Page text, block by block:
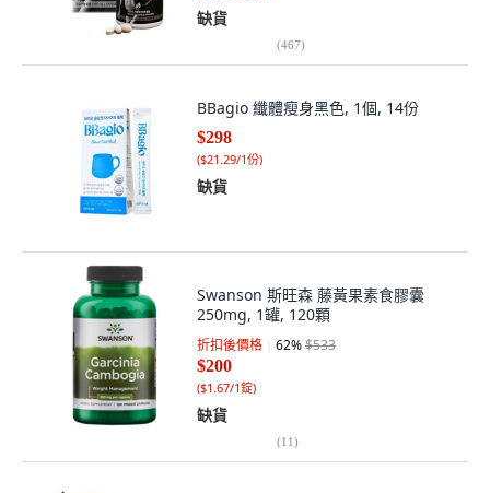
缺貨
(467)
BBagio 纖體瘦身黑色, 1個, 14份
$298
($21.29/1份)
缺貨
Swanson 斯旺森 藤黃果素食膠囊
250mg, 1罐, 120顆
折扣後價格 62%$533
$200
($1.67/1錠)
缺貨
(11)